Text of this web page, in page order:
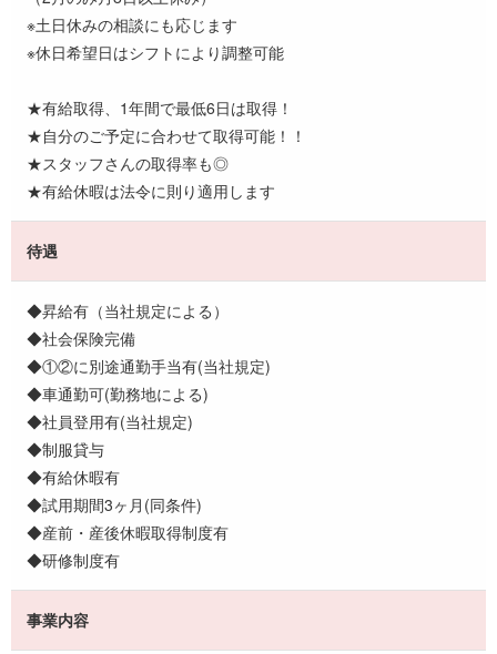
※土日休みの相談にも応じます
※休日希望日はシフトにより調整可能
★有給取得、1年間で最低6日は取得！
★自分のご予定に合わせて取得可能！！
★スタッフさんの取得率も◎
★有給休暇は法令に則り適用します
待遇
◆昇給有（当社規定による）
◆社会保険完備
◆①②に別途通勤手当有(当社規定)
◆車通勤可(勤務地による)
◆社員登用有(当社規定)
◆制服貸与
◆有給休暇有
◆試用期間3ヶ月(同条件)
◆産前・産後休暇取得制度有
◆研修制度有
事業内容